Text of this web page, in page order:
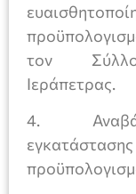
τον
Ιεράπετρας.
4.